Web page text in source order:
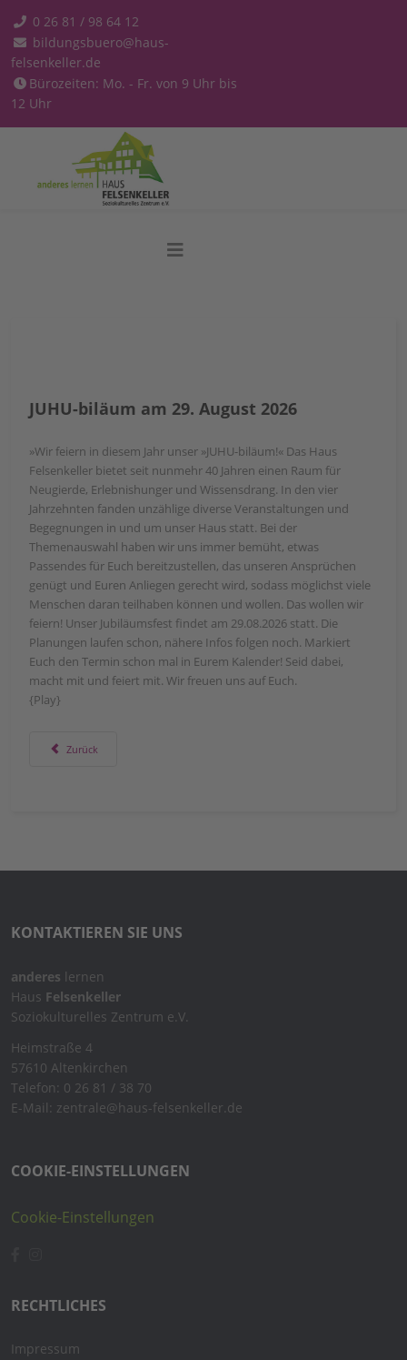
0 26 81 / 98 64 12
bildungsbuero@haus-
felsenkeller.de
Bürozeiten: Mo. - Fr. von 9 Uhr bis
12 Uhr
JUHU-biläum am 29. August 2026
»Wir feiern in diesem Jahr unser »JUHU-biläum!« Das Haus
Felsenkeller bietet seit nunmehr 40 Jahren einen Raum für
Neugierde, Erlebnishunger und Wissensdrang. In den vier
Jahrzehnten fanden unzählige diverse Veranstaltungen und
Begegnungen in und um unser Haus statt. Bei der
Themenauswahl haben wir uns immer bemüht, etwas
Passendes für Euch bereitzustellen, das unseren Ansprüchen
genügt und Euren Anliegen gerecht wird, sodass möglichst viele
Menschen daran teilhaben können und wollen. Das wollen wir
feiern! Unser Jubiläumsfest findet am 29.08.2026 statt. Die
Planungen laufen schon, nähere Infos folgen noch. Markiert
Euch den Termin schon mal in Eurem Kalender! Seid dabei,
macht mit und feiert mit. Wir freuen uns auf Euch.
{Play}
Vorheriger Beitrag: Linedance für Fortgeschrittene ab 4. August
Zurück
KONTAKTIEREN SIE UNS
anderes lernen
Haus Felsenkeller
Soziokulturelles Zentrum e.V.
Heimstraße 4
57610 Altenkirchen
Telefon: 0 26 81 / 38 70
E-Mail: zentrale@haus-felsenkeller.de
COOKIE-EINSTELLUNGEN
Cookie-Einstellungen
RECHTLICHES
Impressum